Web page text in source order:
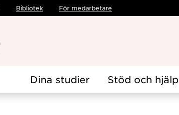
Bibliotek För medarbetare
Dina studier Stöd och hjälp